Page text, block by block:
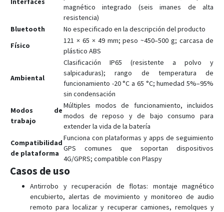
magnético integrado (seis imanes de alta
resistencia)
Bluetooth
No especificado en la descripción del producto
Físico
121 × 65 × 49 mm; peso ~450–500 g; carcasa de
plástico ABS
Ambiental
Clasificación IP65 (resistente a polvo y
salpicaduras); rango de temperatura de
funcionamiento -20 °C a 65 °C; humedad 5%–95%
sin condensación
Modos de
trabajo
Múltiples modos de funcionamiento, incluidos
modos de reposo y de bajo consumo para
extender la vida de la batería
Compatibilidad
de plataforma
Funciona con plataformas y apps de seguimiento
GPS comunes que soportan dispositivos
4G/GPRS; compatible con Plaspy
Casos de uso
Antirrobo y recuperación de flotas: montaje magnético
encubierto, alertas de movimiento y monitoreo de audio
remoto para localizar y recuperar camiones, remolques y